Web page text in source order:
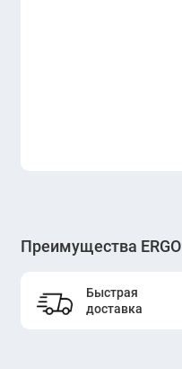
Преимущества ERGO
Быстрая
доставка